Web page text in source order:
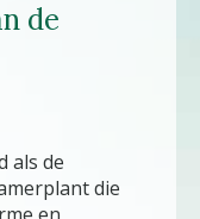
de
als de
die